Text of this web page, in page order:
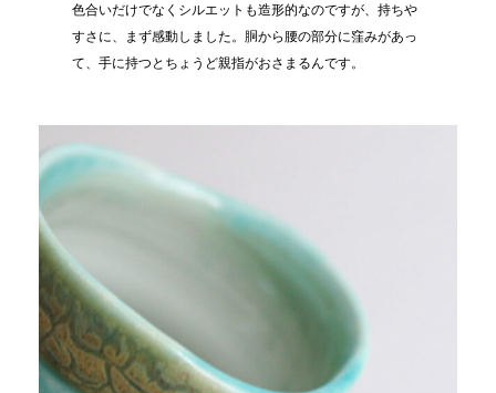
色合いだけでなくシルエットも造形的なのですが、持ちや
すさに、まず感動しました。胴から腰の部分に窪みがあっ
て、手に持つとちょうど親指がおさまるんです。